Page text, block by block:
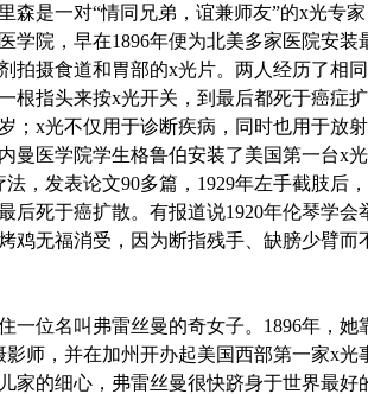
森是一对“情同兄弟，谊兼师友”的x光专
学院，早在1896年便为北美多家医院安装
拍摄食道和胃部的x光片。两人经历了相
根指头来按x光开关，到最后都死于癌症
；x光不仅用于诊断疾病，同时也用于放
曼医学院学生格鲁伯安装了美国第一台x
，发表论文90多篇，1929年左手截肢后
后死于癌扩散。有报道说1920年伦琴学会
鸡无福消受，因为断指残手、缺膀少臂而
位名叫弗雷丝曼的奇女子。1896年，她
影师，并在加州开办起美国西部第一家x光
家的细心，弗雷丝曼很快跻身于世界最好